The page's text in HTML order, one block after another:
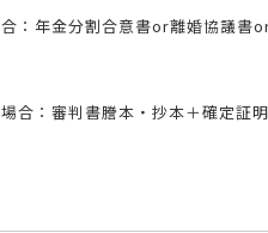
：年金分割合意書or離婚協議書
合：審判書謄本・抄本＋確定証